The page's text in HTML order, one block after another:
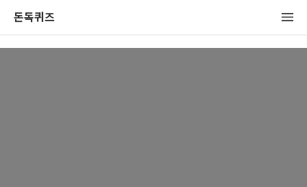
돈독퀴즈